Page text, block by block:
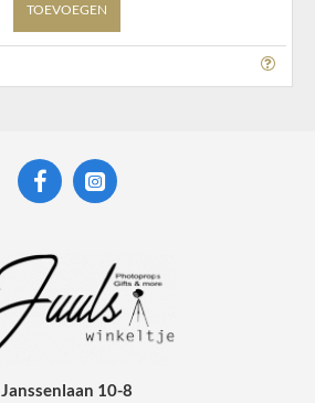
TOEVOEGEN
Janssenlaan 10-8